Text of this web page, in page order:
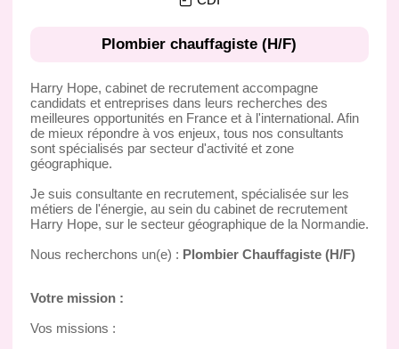
Plombier chauffagiste (H/F)
Harry Hope, cabinet de recrutement accompagne
candidats et entreprises dans leurs recherches des
meilleures opportunités en France et à l'international. Afin
de mieux répondre à vos enjeux, tous nos consultants
sont spécialisés par secteur d'activité et zone
géographique.
Je suis consultante en recrutement, spécialisée sur les
métiers de l'énergie, au sein du cabinet de recrutement
Harry Hope, sur le secteur géographique de la Normandie.
Nous recherchons un(e) : Plombier Chauffagiste (H/F)
Votre mission :
Vos missions :